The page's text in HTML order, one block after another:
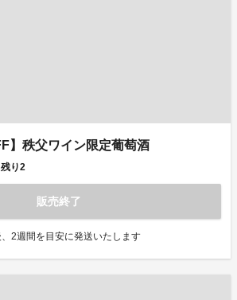
】秩父ワイン限定葡萄酒
残り2
販売終了
2週間を目安に発送いたします